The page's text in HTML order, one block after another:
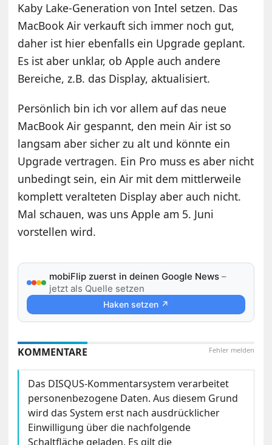
Kaby Lake-Generation von Intel setzen. Das
MacBook Air verkauft sich immer noch gut,
daher ist hier ebenfalls ein Upgrade geplant.
Es ist aber unklar, ob Apple auch andere
Bereiche, z.B. das Display, aktualisiert.
Persönlich bin ich vor allem auf das neue
MacBook Air gespannt, den mein Air ist so
langsam aber sicher zu alt und könnte ein
Upgrade vertragen. Ein Pro muss es aber nicht
unbedingt sein, ein Air mit dem mittlerweile
komplett veralteten Display aber auch nicht.
Mal schauen, was uns Apple am 5. Juni
vorstellen wird.
mobiFlip zuerst in deinen Google News –
jetzt als Quelle setzen
Haken setzen ↗
Fehler melden
KOMMENTARE
Das DISQUS-Kommentarsystem verarbeitet
personenbezogene Daten. Aus diesem Grund
wird das System erst nach ausdrücklicher
Einwilligung über die nachfolgende
Schaltfläche geladen. Es gilt die